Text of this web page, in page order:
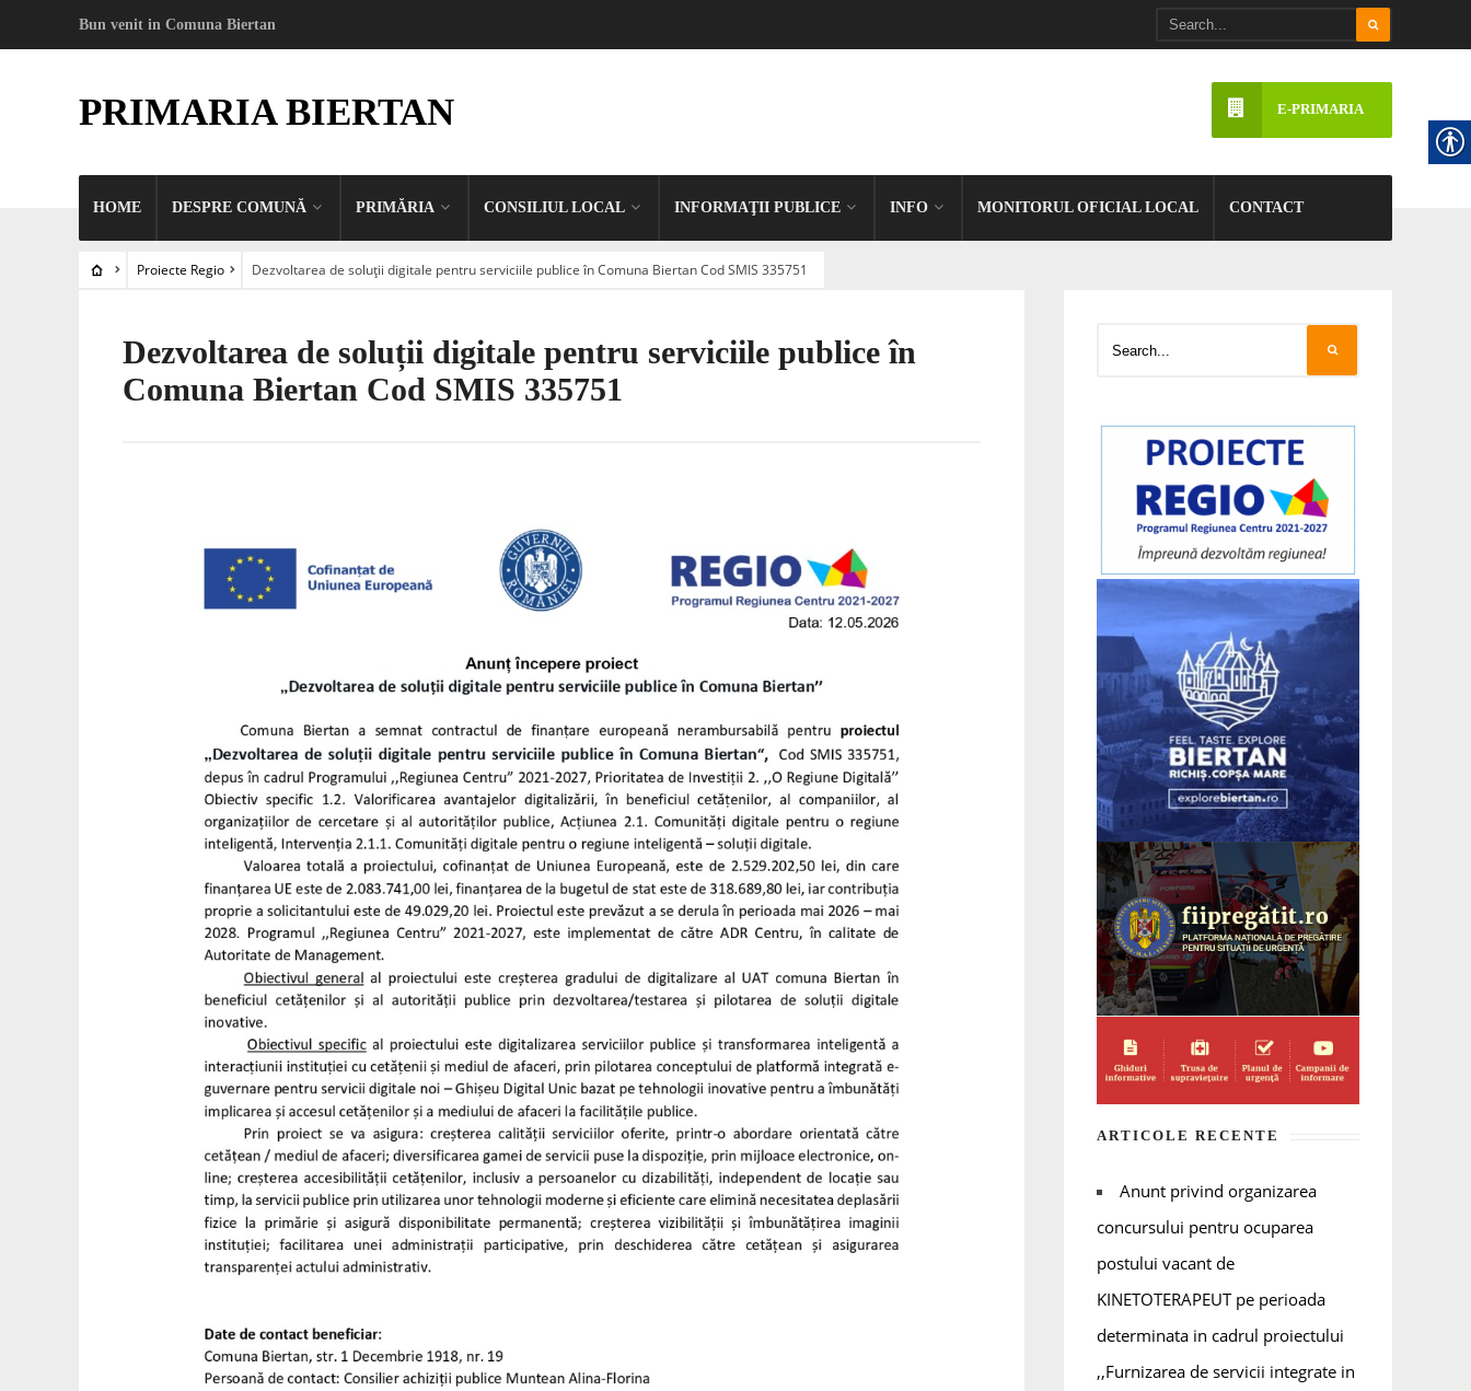
Bun venit in Comuna Biertan
PRIMARIA BIERTAN
HOME DESPRE COMUNĂ PRIMĂRIA CONSILIUL LOCAL INFORMAŢII PUBLICE INFO MONITORUL OFICIAL LOCAL CONTACT
E-PRIMARIA
Proiecte Regio Dezvoltarea de soluții digitale pentru serviciile publice în Comuna Biertan Cod SMIS 335751
Dezvoltarea de soluții digitale pentru serviciile publice în
Comuna Biertan Cod SMIS 335751
ARTICOLE RECENTE
Anunt privind organizarea
concursului pentru ocuparea
postului vacant de
KINETOTERAPEUT pe perioada
determinata in cadrul proiectului
,,Furnizarea de servicii integrate in